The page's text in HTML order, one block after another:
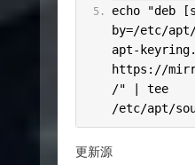
echo
"deb
by=/etc/
apt-
https://
/"
tee
/etc/apt/
更新源